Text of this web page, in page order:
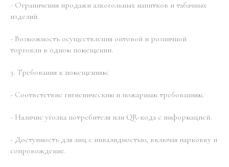
- Ограничения продажи алкогольных напитков и табачных
изделий.
- Возможность осуществления оптовой и розничной
торговли в одном помещении.
3. Требования к помещениям:
- Соответствие гигиеническим и пожарным требованиям.
- Наличие уголка потребителя или QR-кода с информацией.
- Доступность для лиц с инвалидностью, включая парковку и
сопровождение.